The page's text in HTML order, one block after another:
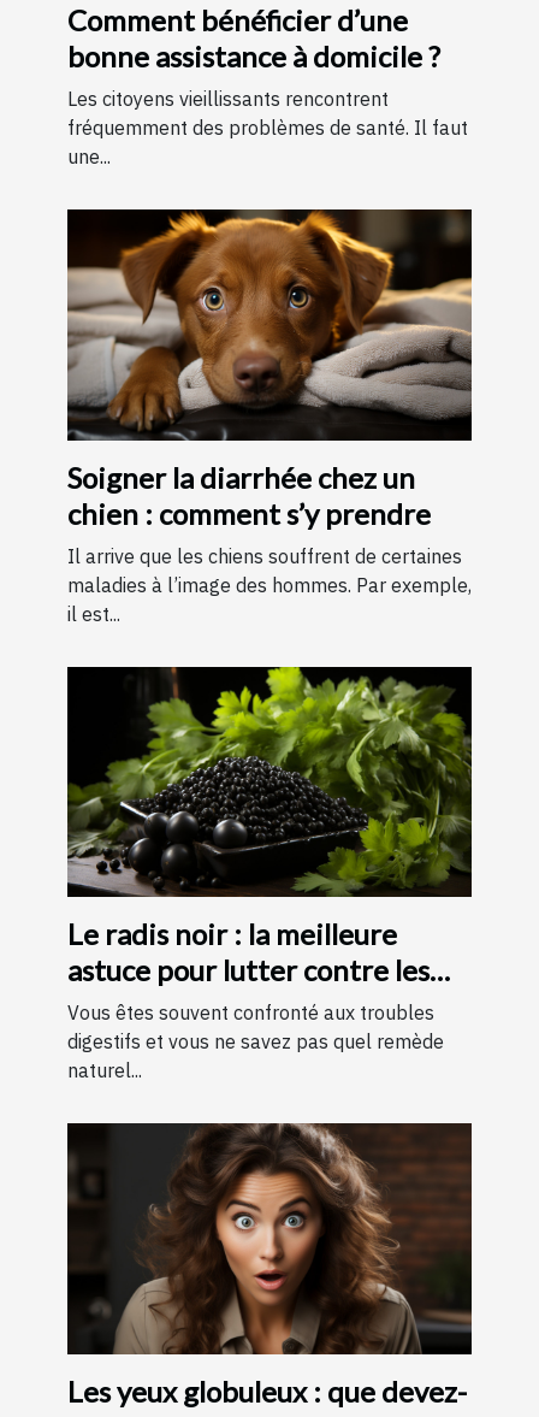
Comment bénéficier d’une
bonne assistance à domicile ?
Les citoyens vieillissants rencontrent
fréquemment des problèmes de santé. Il faut
une...
Soigner la diarrhée chez un
chien : comment s’y prendre
Il arrive que les chiens souffrent de certaines
maladies à l’image des hommes. Par exemple,
il est...
Le radis noir : la meilleure
astuce pour lutter contre les
troubles digestifs !
Vous êtes souvent confronté aux troubles
digestifs et vous ne savez pas quel remède
naturel...
Les yeux globuleux : que devez-